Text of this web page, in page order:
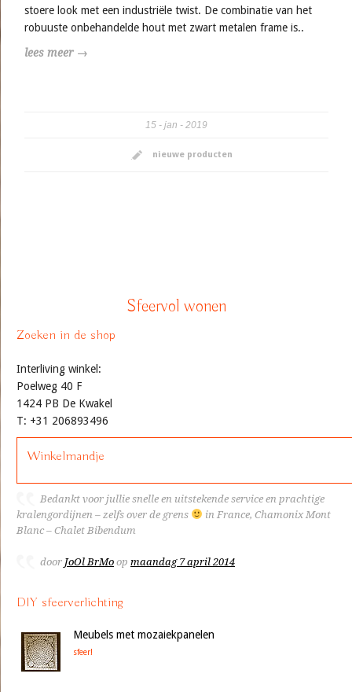
stoere look met een industriële twist. De combinatie van het
robuuste onbehandelde hout met zwart metalen frame is..
lees meer →
15 jan 2019
nieuwe producten
Sfeervol wonen
Zoeken in de shop
Interliving winkel:
Poelweg 40 F
1424 PB De Kwakel
T: +31 206893496
Winkelmandje
Bedankt voor jullie snelle en uitstekende service en prachtige
kralengordijnen – zelfs over de grens
in France, Chamonix Mont
Blanc – Chalet Bibendum
door JoOl BrMo op maandag 7 april 2014
DIY sfeerverlichting
Meubels met mozaiekpanelen
sfeer!